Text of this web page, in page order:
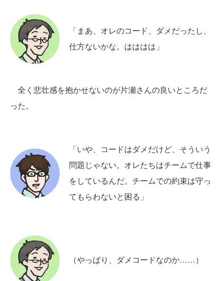
「まあ、オレのコード、ダメだったし、
仕方ないかな。はははは」
全く悲壮感を抱かせないのが片瀬さんの良いところだ
った。
「いや、コードはダメだけど、そういう
問題じゃない。オレたちはチームで仕事
をしているんだ。チームでの約束は守っ
てもらわないと困る」
（やっぱり、ダメコードなのか……）